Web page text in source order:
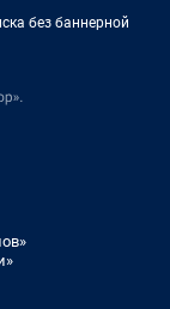
без баннерной